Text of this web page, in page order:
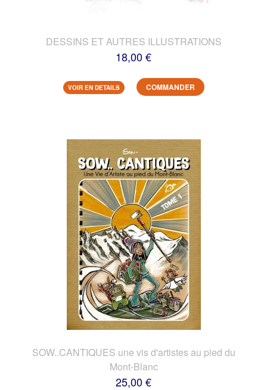
DESSINS ET AUTRES ILLUSTRATIONS
18,00 €
VOIR EN DETAILS COMMANDER
SOW..CANTIQUES une vis d'artistes au pied du
Mont-Blanc
25,00 €